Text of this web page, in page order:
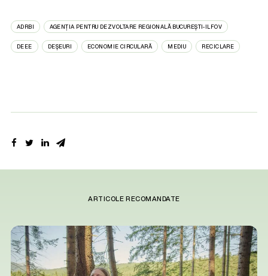
ADRBI AGENȚIA PENTRU DEZVOLTARE REGIONALĂ BUCUREȘTI-ILFOV
DEEE DEȘEURI ECONOMIE CIRCULARĂ MEDIU RECICLARE
ARTICOLE RECOMANDATE